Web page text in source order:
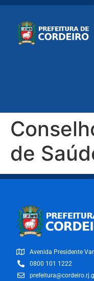
de
Avenida Presidente
0800 101 1222